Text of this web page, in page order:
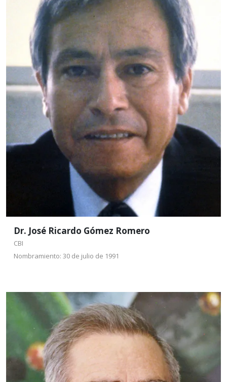
Dr. José Ricardo Gómez Romero
CBI
Nombramiento: 30 de julio de 1991
CBI
Nombramiento: 30 de julio
de 1991
Nació en Puebla, Pue., el 4 de mayo de 1944, donde
cursos sus estudios hasta el nivel de licenciatura.
Obtuvo el Doctorado en Catálisis, en la Universidad
Claude Bernard, Lyon, Francia., en 1971.
Leer más
Dr. Adolfo Rosado
García
Nombramiento: 20 de
octubre de 1994